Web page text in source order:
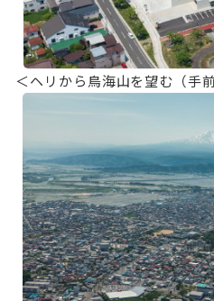
＜ヘリから鳥海山を望む（手